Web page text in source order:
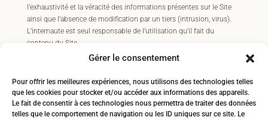
Gérer le consentement
Pour offrir les meilleures expériences, nous utilisons des technologies telles
que les cookies pour stocker et/ou accéder aux informations des appareils.
Le fait de consentir à ces technologies nous permettra de traiter des données
telles que le comportement de navigation ou les ID uniques sur ce site. Le
l’exhaustivité et la véracité des informations présentes sur le Site
ainsi que l’absence de modification par un tiers (intrusion, virus).
L’internaute est seul responsable de l’utilisation qu’il fait du
contenu du Site.
Les éléments présentés sur le Site sont susceptibles de
internautes, sans aucune garantie d’aucune sorte, expresse ou
tacite.
La présence de liens hypertextes présents sur le Site ne crée pas